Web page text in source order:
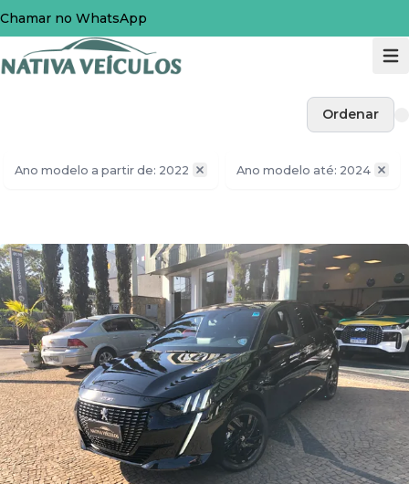
Chamar no WhatsApp
Ordenar
Ano modelo a partir de: 2022 Ano modelo até: 2024